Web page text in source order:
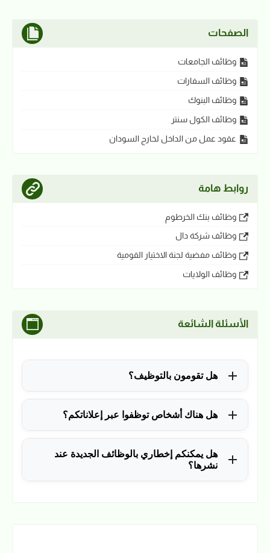
الصفحات
وظائف الجامعات
وظائف السفارات
وظائف البنوك
وظائف الكول سنتر
عقود عمل من الداخل لخارج السودان
روابط هامة
وظائف بنك الخرطوم
وظائف شركة دال
وظائف مفضية لجنة الاختيار القومية
وظائف الولايات
الأسئلة الشائعة
هل تقومون بالتوظيف؟
للأسف لا، في الوقت الحالي نقوم فقط بنشر الوظائف
المتاحة.هل هناك أشخاص توظفوا عبر إعلاناتكم؟
نعم ولله الحمد، منذ التأسيس في 2018 نشرنا آلاف
الوظائف، وكانت سببًا في توظيف آلاف من المتابعين.
هل يمكنكم إخطاري بالوظائف الجديدة عند
نشرها؟